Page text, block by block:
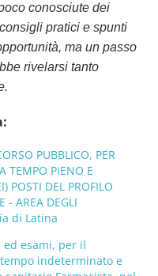
conosciute dei
pratici e spunti
ma un passo
rivelarsi tanto
PUBBLICO, PER
TEMPO PIENO E
POSTI DEL PROFILO
- AREA DEGLI
di Latina
esami, per il
indeterminato e